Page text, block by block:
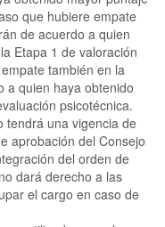
que hubiere empate
de acuerdo a quien
Etapa 1 de valoración
también en la
a quien haya obtenido
psicotécnica.
tendrá una vigencia de
aprobación del Consejo
del orden de
dará derecho a las
el cargo en caso de